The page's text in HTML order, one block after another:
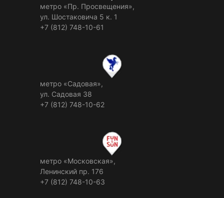
метро «Пр. Просвещения»,
ул. Шостаковича 5 к. 1
+7 (812) 748-10-61
метро «Садовая»,
ул. Садовая 38
+7 (812) 748-10-62
метро «Московская»,
Ленинский пр. 176
+7 (812) 748-10-63